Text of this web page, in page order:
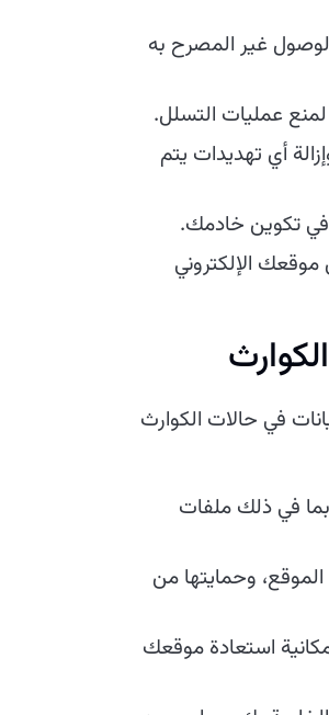
غير المصرح به
عمليات التسلل.
أي تهديدات يتم
تكوين خادمك.
موقعك الإلكتروني
في حالات الكوارث
بما في ذلك ملفات
وحمايتها من
استعادة موقعك